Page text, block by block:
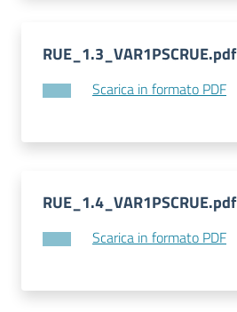
RUE_1.3_VAR1PSCRUE.pdf
Scarica in formato PDF
RUE_1.4_VAR1PSCRUE.pdf
Scarica in formato PDF